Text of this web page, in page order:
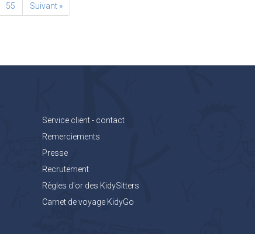
55 Suivant »
Service client - contact
Remerciements
Presse
Recrutement
Règles d'or des KidySitters
Carnet de voyage KidyGo